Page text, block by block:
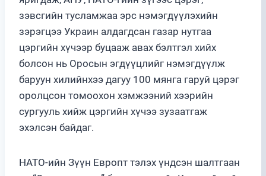
зэвсгийн тусламжаа эрс нэмэгдүүлэхийн
зэрэгцээ Украин алдагдсан газар нутгаа
цэргийн хүчээр буцааж авах бэлтгэл хийх
болсон нь Оросын эгдүүцлийг нэмэгдүүлж
баруун хилийнхээ дагуу 100 мянга гаруй цэрэг
оролцсон томоохон хэмжээний хээрийн
сургууль хийж цэргийн хүчээ зузаатгаж
эхэлсэн байдаг.
НАТО-ийн Зүүн Европт тэлэх үндсэн шалтгаан